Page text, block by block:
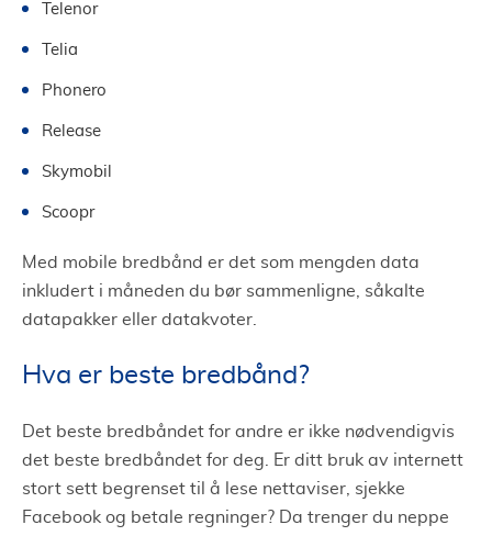
Telenor
Telia
Phonero
Release
Skymobil
Scoopr
Med mobile bredbånd er det som mengden data
inkludert i måneden du bør sammenligne, såkalte
datapakker eller datakvoter.
Hva er beste bredbånd?
Det beste bredbåndet for andre er ikke nødvendigvis
det beste bredbåndet for deg. Er ditt bruk av internett
stort sett begrenset til å lese nettaviser, sjekke
Facebook og betale regninger? Da trenger du neppe